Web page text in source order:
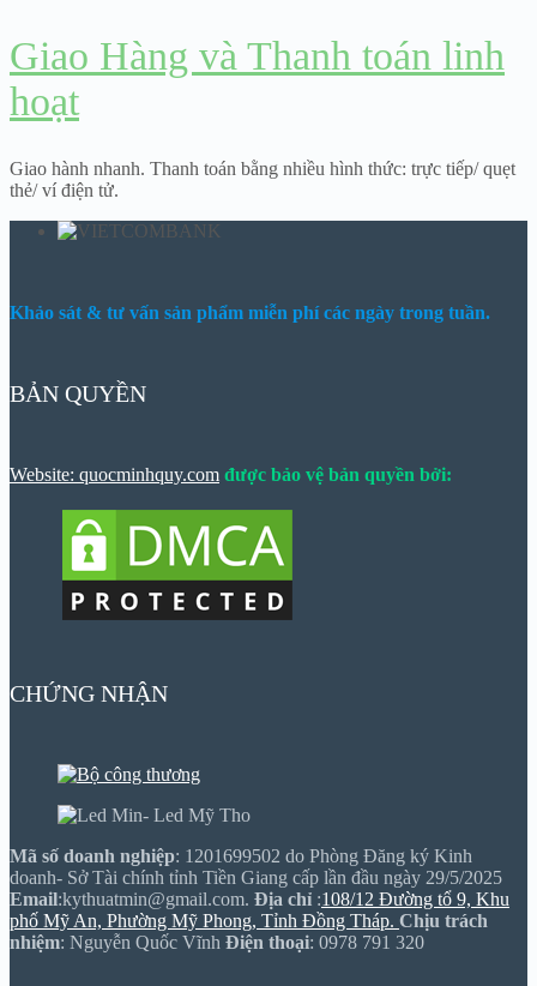
Giao Hàng và Thanh toán linh
hoạt
Giao hành nhanh. Thanh toán bằng nhiều hình thức: trực tiếp/ quẹt
thẻ/ ví điện tử.
Khảo sát & tư vấn sản phẩm miễn phí các ngày trong tuần.
BẢN QUYỀN
Website: quocminhquy.com được bảo vệ bản quyền bởi:
CHỨNG NHẬN
Mã số doanh nghiệp: 1201699502 do Phòng Đăng ký Kinh
doanh- Sở Tài chính tỉnh Tiền Giang cấp lần đầu ngày 29/5/2025
Email:kythuatmin@gmail.com. Địa chỉ :108/12 Đường tổ 9, Khu
phố Mỹ An, Phường Mỹ Phong, Tỉnh Đồng Tháp. Chịu trách
nhiệm: Nguyễn Quốc Vĩnh Điện thoại: 0978 791 320